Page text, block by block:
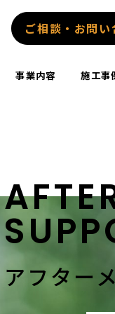
ご相談・お問い
事業内容 施工事
アフター